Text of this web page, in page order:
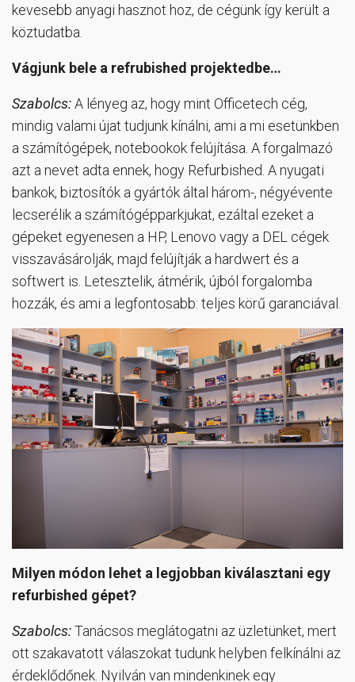
kevesebb anyagi hasznot hoz, de cégünk így került a
köztudatba.
Vágjunk bele a refrubished projektedbe…
Szabolcs:A lényeg az, hogy mint Officetech cég,
mindig valami újat tudjunk kínálni, ami a mi esetünkben
a számítógépek, notebookok felújítása. A forgalmazó
azt a nevet adta ennek, hogy Refurbished. A nyugati
bankok, biztosítók a gyártók által három-, négyévente
lecserélik a számítógépparkjukat, ezáltal ezeket a
gépeket egyenesen a HP, Lenovo vagy a DEL cégek
visszavásárolják, majd felújítják a hardwert és a
softwert is. Letesztelik, átmérik, újból forgalomba
hozzák, és ami a legfontosabb: teljes körű garanciával.
Milyen módon lehet a legjobban kiválasztani egy
refurbished gépet?
Szabolcs:Tanácsos meglátogatni az üzletünket, mert
ott szakavatott válaszokat tudunk helyben felkínálni az
érdeklődőnek. Nyilván van mindenkinek egy